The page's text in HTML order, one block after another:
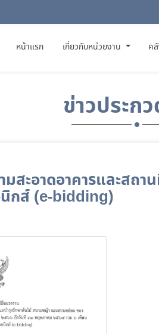
หน้าแรก(CURRENT)
เกี่ยวกับหน่วยงาน ค
ข่าวประก
มสะอาดอาคารและสถ
นิกส์ (e-bidding)